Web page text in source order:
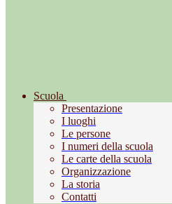
Scuola
Presentazione
I luoghi
Le persone
I numeri della scuola
Le carte della scuola
Organizzazione
La storia
Contatti